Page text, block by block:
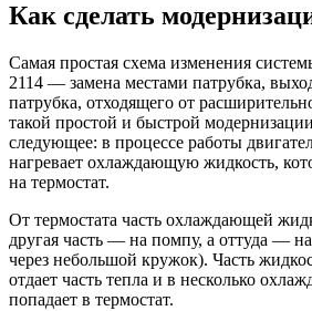
Как сделать
Самая простая схема изменения
2114 — замена местами патрубка,
патрубка, отходящего от
такой простой и быстрой
следующее: в процессе работы
нагревает охлаждающую жидкость,
на термостат.
От термостата часть охлаждающей
другая часть — на помпу, а оттуда —
через небольшой кружок). Часть
отдает часть тепла и в несколько
попадает в термостат.